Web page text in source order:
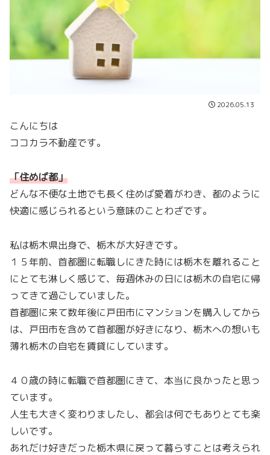
2026.05.13
こんにちは
ココカラ不動産です。
「住めば都」
どんな不便な土地でも長く住めば愛着がわき、都のように
快適に感じられるという意味のことわざです。
私は栃木県出身で、栃木が大好きです。
１５年前、首都圏に転職しにきた時には栃木を離れること
にとても淋しく感じて、毎週休みの日には栃木の自宅に帰
ってきて過ごしていました。
首都圏に来て数年後に戸田市にマンションを購入してから
は、戸田市を含めて首都圏が好きになり、栃木への想いも
薄れ栃木の自宅を賃貸にしています。
４０歳の時に転職で首都圏にきて、本当に良かったと思っ
ています。
人生も大きく変わりましたし、都会は何でもありとても楽
しいです。
あれだけ好きだった栃木県に戻って暮らすことは考えられ